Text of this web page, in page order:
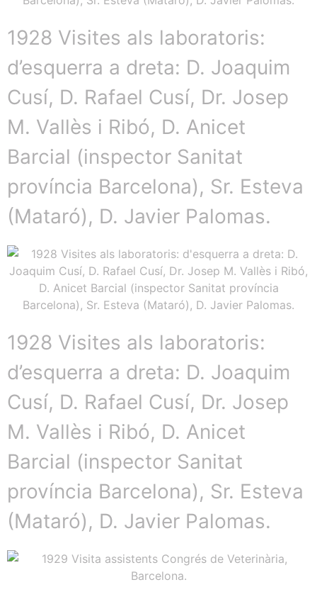
1928 Visites als laboratoris:
d’esquerra a dreta: D. Joaquim
Cusí, D. Rafael Cusí, Dr. Josep
M. Vallès i Ribó, D. Anicet
Barcial (inspector Sanitat
província Barcelona), Sr. Esteva
(Mataró), D. Javier Palomas.
1928 Visites als laboratoris:
d’esquerra a dreta: D. Joaquim
Cusí, D. Rafael Cusí, Dr. Josep
M. Vallès i Ribó, D. Anicet
Barcial (inspector Sanitat
província Barcelona), Sr. Esteva
(Mataró), D. Javier Palomas.